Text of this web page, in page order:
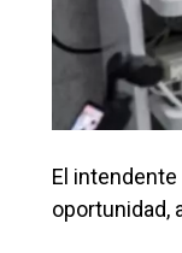
El
oportunidad,